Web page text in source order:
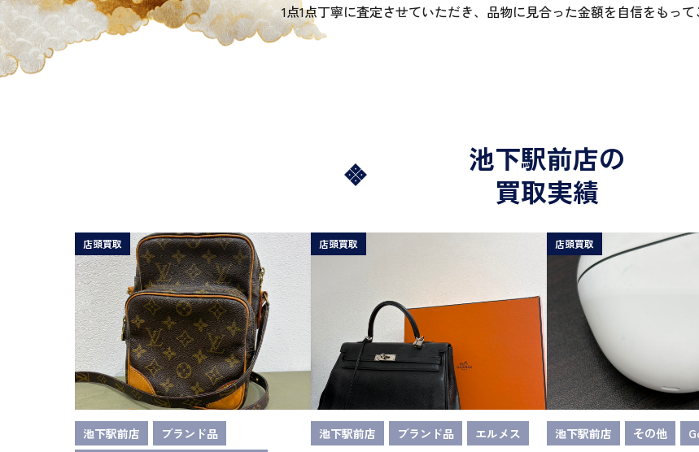
1点1点丁寧に査定させていただき、品物に見合った金額を自信をもって
池下駅前店の
買取実績
店頭買取
池下駅前店
ブランド品
店頭買取
池下駅前店 ブランド品 エルメス
店頭買取
池下駅前店 その他